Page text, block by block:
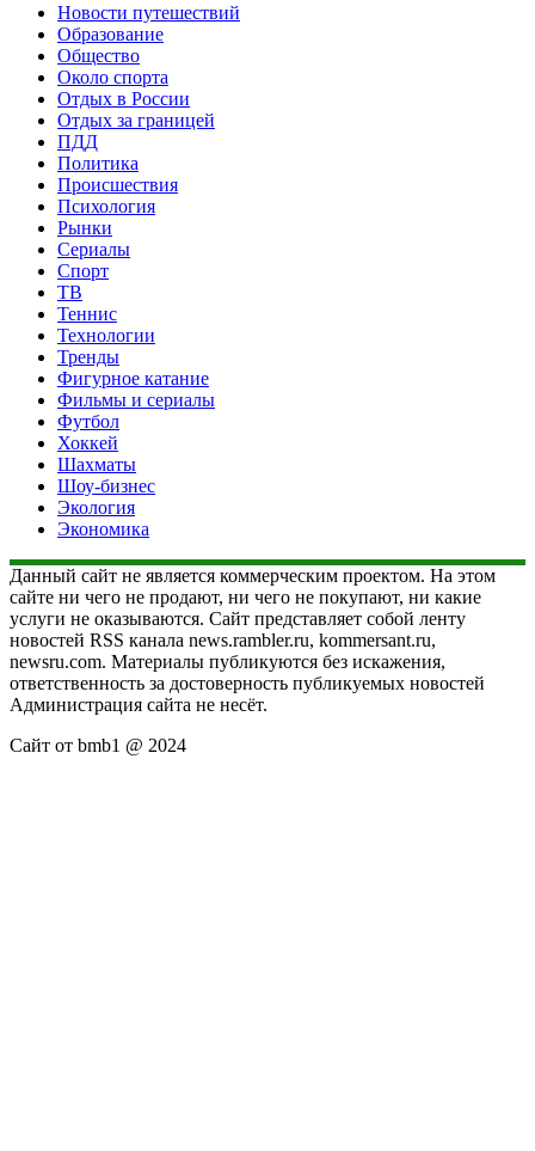
Новости путешествий
Образование
Общество
Около спорта
Отдых в России
Отдых за границей
ПДД
Политика
Происшествия
Психология
Рынки
Сериалы
Спорт
ТВ
Теннис
Технологии
Тренды
Фигурное катание
Фильмы и сериалы
Футбол
Хоккей
Шахматы
Шоу-бизнес
Экология
Экономика
Данный сайт не является коммерческим проектом. На этом
сайте ни чего не продают, ни чего не покупают, ни какие
услуги не оказываются. Сайт представляет собой ленту
новостей RSS канала news.rambler.ru, kommersant.ru,
newsru.com. Материалы публикуются без искажения,
ответственность за достоверность публикуемых новостей
Администрация сайта не несёт.
Сайт от bmb1 @ 2024